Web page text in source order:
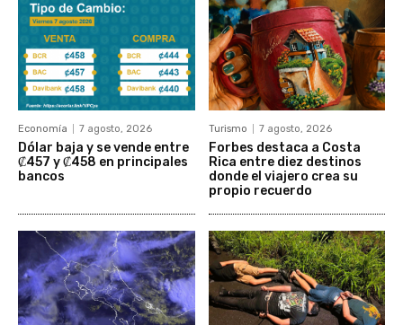
Economía 7 agosto, 2026
Dólar baja y se vende entre
₡457 y ₡458 en principales
bancos
Turismo 7 agosto, 2026
Forbes destaca a Costa
Rica entre diez destinos
donde el viajero crea su
propio recuerdo